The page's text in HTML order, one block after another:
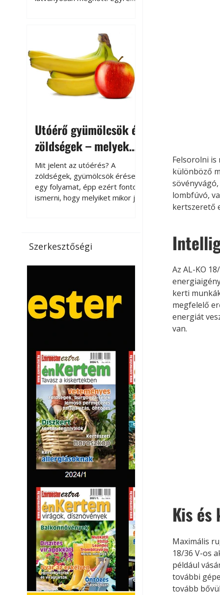
kertészkedés sokak számára
kikapcsolódást és feltöltődést
is jelent.
Utóérő gyümölcsök és
zöldségek – melyek
érnek tovább leszedés
után?
Mit jelent az utóérés? A
zöldségek, gyümölcsök érése
egy folyamat, épp ezért fontos
ismerni, hogy melyiket mikor jó
paradicsomot sokszor
gazdasági érettségben, azaz
Utóérik eközben, de nem lesz
olyan ízű, mint amit a saját
kertünkben, biológiai
tárolható h
Szerkesztőségi
Felsorolni
különböző
lombfúvó,
kertszerető
Az AL-KO
kerti
megfelelő
energiát
van.
Kis
Maximális
18/36 V-os
például
további
tovább